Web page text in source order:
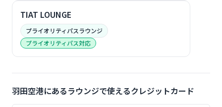
TIAT LOUNGE
プライオリティパスラウンジ
プライオリティパス対応
羽田空港にあるラウンジで使えるクレジットカード